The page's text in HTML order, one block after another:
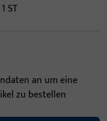
1 ST
an um eine
zu bestellen